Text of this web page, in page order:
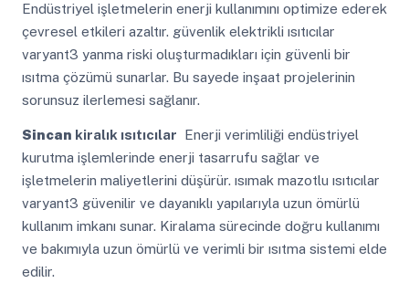
Endüstriyel işletmelerin enerji kullanımını optimize ederek
çevresel etkileri azaltır. güvenlik elektrikli ısıtıcılar
varyant3 yanma riski oluşturmadıkları için güvenli bir
ısıtma çözümü sunarlar. Bu sayede inşaat projelerinin
sorunsuz ilerlemesi sağlanır.
Sincan kiralık ısıtıcılar Enerji verimliliği endüstriyel
kurutma işlemlerinde enerji tasarrufu sağlar ve
işletmelerin maliyetlerini düşürür. ısımak mazotlu ısıtıcılar
varyant3 güvenilir ve dayanıklı yapılarıyla uzun ömürlü
kullanım imkanı sunar. Kiralama sürecinde doğru kullanımı
ve bakımıyla uzun ömürlü ve verimli bir ısıtma sistemi elde
edilir.